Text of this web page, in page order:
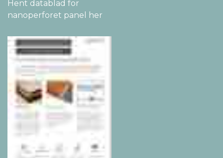
Hent datablad for
nanoperforet panel her